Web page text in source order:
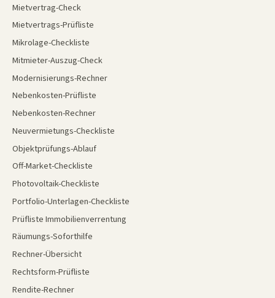
Mietvertrag-Check
Mietvertrags-Prüfliste
Mikrolage-Checkliste
Mitmieter-Auszug-Check
Modernisierungs-Rechner
Nebenkosten-Prüfliste
Nebenkosten-Rechner
Neuvermietungs-Checkliste
Objektprüfungs-Ablauf
Off-Market-Checkliste
Photovoltaik-Checkliste
Portfolio-Unterlagen-Checkliste
Prüfliste Immobilienverrentung
Räumungs-Soforthilfe
Rechner-Übersicht
Rechtsform-Prüfliste
Rendite-Rechner